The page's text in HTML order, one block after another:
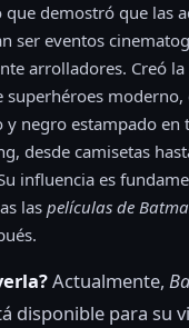
que demostró que las
ser eventos
arrolladores. Creó
superhéroes moderno,
y negro estampado en
desde camisetas
influencia es
las películas de
Actualmente,
disponible para su